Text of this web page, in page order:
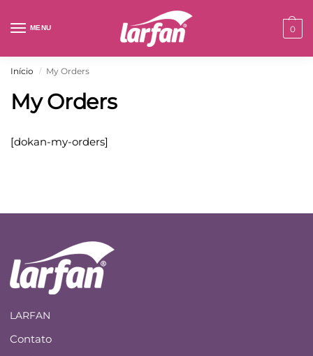
MENU 0
Início / My Orders
My Orders
[dokan-my-orders]
LARFAN
Contato